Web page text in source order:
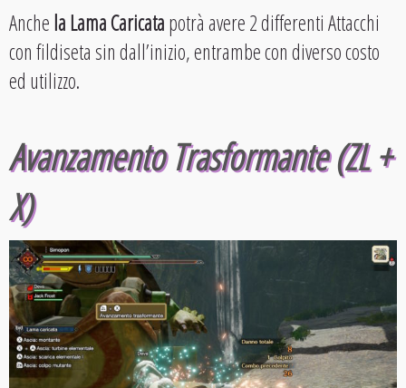
Anchela Lama Caricatapotrà avere 2 differenti Attacchi
con fildiseta sin dall’inizio, entrambe con diverso costo
ed utilizzo.
Avanzamento Trasformante (ZL +
X)